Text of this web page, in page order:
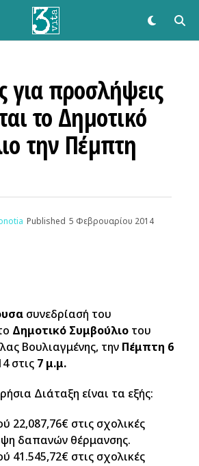
για προσλήψεις
το Δημοτικό
την Πέμπτη
Published 5 Φεβρουαρίου 2014
συνεδρίασή του
Δημοτικό Συμβούλιο του
Βουλιαγμένης, την Πέμπτη 6
στις 7 μ.μ.
Διάταξη είναι τα εξής:
22,087,76€ στις σχολικές
δαπανών θέρμανσης.
41.545,72€ στις σχολικές